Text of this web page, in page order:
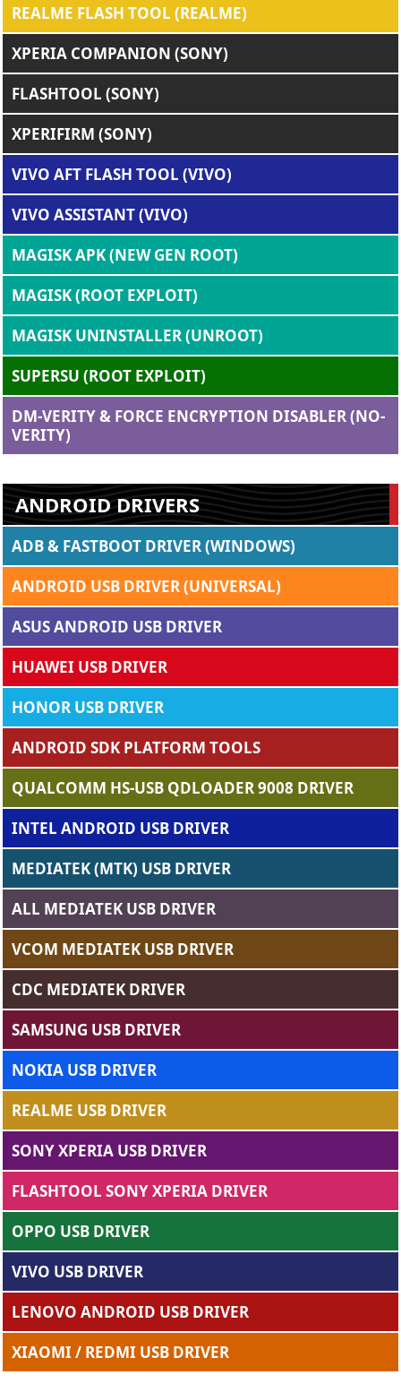
REALME FLASH TOOL (REALME)
XPERIA COMPANION (SONY)
FLASHTOOL (SONY)
XPERIFIRM (SONY)
VIVO AFT FLASH TOOL (VIVO)
VIVO ASSISTANT (VIVO)
MAGISK APK (NEW GEN ROOT)
MAGISK (ROOT EXPLOIT)
MAGISK UNINSTALLER (UNROOT)
SUPERSU (ROOT EXPLOIT)
DM-VERITY & FORCE ENCRYPTION DISABLER (NO-
VERITY)
ANDROID DRIVERS
ADB & FASTBOOT DRIVER (WINDOWS)
ANDROID USB DRIVER (UNIVERSAL)
ASUS ANDROID USB DRIVER
HUAWEI USB DRIVER
HONOR USB DRIVER
ANDROID SDK PLATFORM TOOLS
QUALCOMM HS-USB QDLOADER 9008 DRIVER
INTEL ANDROID USB DRIVER
MEDIATEK (MTK) USB DRIVER
ALL MEDIATEK USB DRIVER
VCOM MEDIATEK USB DRIVER
CDC MEDIATEK DRIVER
SAMSUNG USB DRIVER
NOKIA USB DRIVER
REALME USB DRIVER
SONY XPERIA USB DRIVER
FLASHTOOL SONY XPERIA DRIVER
OPPO USB DRIVER
VIVO USB DRIVER
LENOVO ANDROID USB DRIVER
XIAOMI / REDMI USB DRIVER